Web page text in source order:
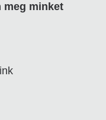
meg minket